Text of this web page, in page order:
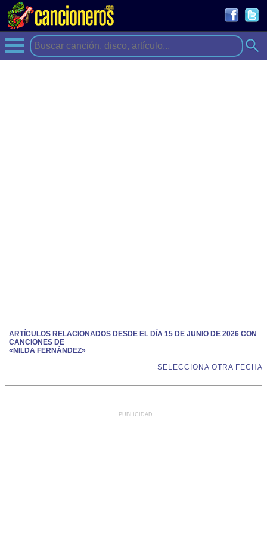
ARTÍCULOS RELACIONADOS DESDE EL DÍA 15 DE JUNIO DE 2026 CON
CANCIONES DE
«NILDA FERNÁNDEZ»
SELECCIONA OTRA FECHA
PUBLICIDAD